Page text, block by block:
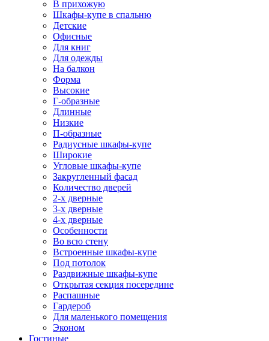
В прихожую
Шкафы-купе в спальню
Детские
Офисные
Для книг
Для одежды
На балкон
Форма
Высокие
Г-образные
Длинные
Низкие
П-образные
Радиусные шкафы-купе
Широкие
Угловые шкафы-купе
Закругленный фасад
Количество дверей
2-х дверные
3-х дверные
4-х дверные
Особенности
Во всю стену
Встроенные шкафы-купе
Под потолок
Раздвижные шкафы-купе
Открытая секция посередине
Распашные
Гардероб
Для маленького помещения
Эконом
Гостиные